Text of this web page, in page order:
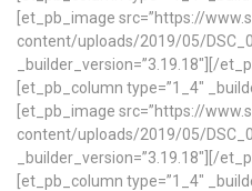
[et_pb_image src=”https://
content/uploads/2019/05/
_builder_version=”3.19.18″][/
[et_pb_column type=”1_4″
[et_pb_image src=”https://
content/uploads/2019/05/
_builder_version=”3.19.18″][/
[et_pb_column type=”1_4″